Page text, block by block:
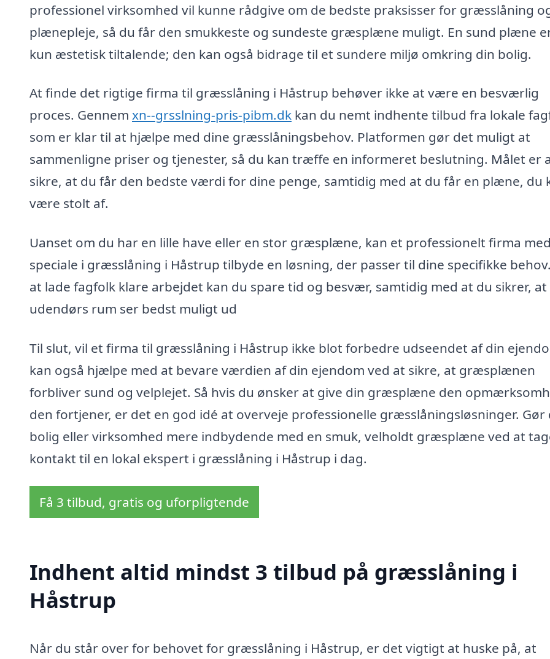
professionel virksomhed vil kunne rådgive om de bedste praksisser for græsslåning
plænepleje, så du får den smukkeste og sundeste græsplæne muligt. En sund plæne
kun æstetisk tiltalende; den kan også bidrage til et sundere miljø omkring din bolig.
At finde det rigtige firma til græsslåning i Håstrup behøver ikke at være en besværlig
proces. Gennem xn--grsslning-pris-pibm.dk kan du nemt indhente tilbud fra lokale
som er klar til at hjælpe med dine græsslåningsbehov. Platformen gør det muligt at
sammenligne priser og tjenester, så du kan træffe en informeret beslutning. Målet er
sikre, at du får den bedste værdi for dine penge, samtidig med at du får en plæne, du
være stolt af.
Uanset om du har en lille have eller en stor græsplæne, kan et professionelt firma med
speciale i græsslåning i Håstrup tilbyde en løsning, der passer til dine specifikke
at lade fagfolk klare arbejdet kan du spare tid og besvær, samtidig med at du sikrer,
udendørs rum ser bedst muligt ud
Til slut, vil et firma til græsslåning i Håstrup ikke blot forbedre udseendet af din
kan også hjælpe med at bevare værdien af din ejendom ved at sikre, at græsplænen
forbliver sund og velplejet. Så hvis du ønsker at give din græsplæne den
den fortjener, er det en god idé at overveje professionelle græsslåningsløsninger. Gør
bolig eller virksomhed mere indbydende med en smuk, velholdt græsplæne ved at
kontakt til en lokal ekspert i græsslåning i Håstrup i dag.
Få 3 tilbud, gratis og uforpligtende
Indhent altid mindst 3 tilbud på græsslåning i
Håstrup
Når du står over for behovet for græsslåning i Håstrup, er det vigtigt at huske på, at